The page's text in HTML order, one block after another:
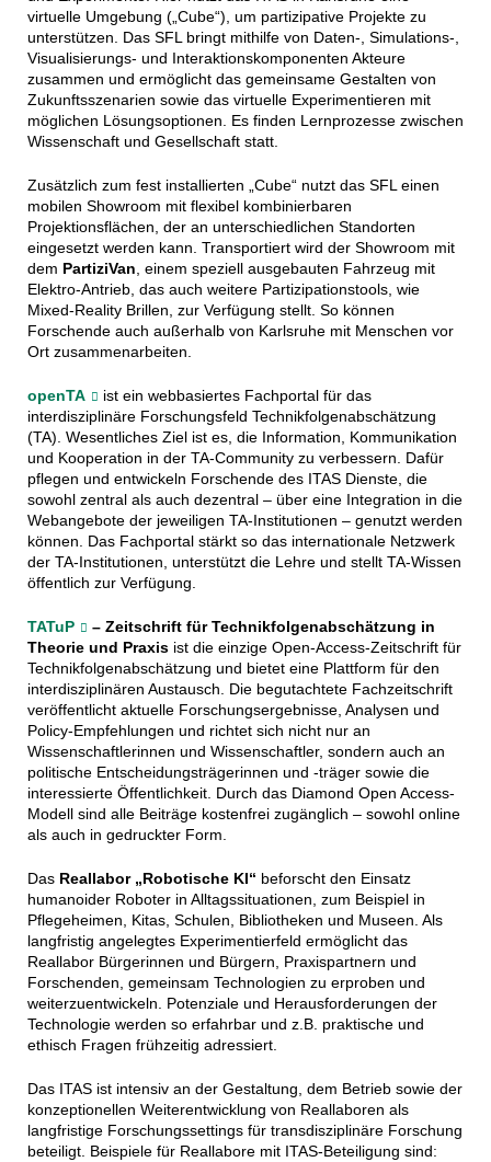
virtuelle Umgebung („Cube“), um partizipative Projekte zu
unterstützen. Das SFL bringt mithilfe von Daten-, Simulations-,
Visualisierungs- und Interaktionskomponenten Akteure
zusammen und ermöglicht das gemeinsame Gestalten von
Zukunftsszenarien sowie das virtuelle Experimentieren mit
möglichen Lösungsoptionen. Es finden Lernprozesse zwischen
Wissenschaft und Gesellschaft statt.
Zusätzlich zum fest installierten „Cube“ nutzt das SFL einen
mobilen Showroom mit flexibel kombinierbaren
Projektionsflächen, der an unterschiedlichen Standorten
eingesetzt werden kann. Transportiert wird der Showroom mit
dem PartiziVan, einem speziell ausgebauten Fahrzeug mit
Elektro-Antrieb, das auch weitere Partizipationstools, wie
Mixed-Reality Brillen, zur Verfügung stellt. So können
Forschende auch außerhalb von Karlsruhe mit Menschen vor
Ort zusammenarbeiten.
openTA
ist ein webbasiertes Fachportal für das
interdisziplinäre Forschungsfeld Technikfolgenabschätzung
(TA). Wesentliches Ziel ist es, die Information, Kommunikation
und Kooperation in der TA-Community zu verbessern. Dafür
pflegen und entwickeln Forschende des ITAS Dienste, die
sowohl zentral als auch dezentral – über eine Integration in die
Webangebote der jeweiligen TA-Institutionen – genutzt werden
können. Das Fachportal stärkt so das internationale Netzwerk
der TA-Institutionen, unterstützt die Lehre und stellt TA-Wissen
öffentlich zur Verfügung.
TATuP
– Zeitschrift für Technikfolgenabschätzung in
Theorie und Praxisist die einzige Open-Access-Zeitschrift für
Technikfolgenabschätzung und bietet eine Plattform für den
interdisziplinären Austausch. Die begutachtete Fachzeitschrift
veröffentlicht aktuelle Forschungsergebnisse, Analysen und
Policy-Empfehlungen und richtet sich nicht nur an
Wissenschaftlerinnen und Wissenschaftler, sondern auch an
politische Entscheidungsträgerinnen und -träger sowie die
interessierte Öffentlichkeit. Durch das Diamond Open Access-
Modell sind alle Beiträge kostenfrei zugänglich – sowohl online
als auch in gedruckter Form.
Das Reallabor „Robotische KI“ beforscht den Einsatz
humanoider Roboter in Alltagssituationen, zum Beispiel in
Pflegeheimen, Kitas, Schulen, Bibliotheken und Museen. Als
langfristig angelegtes Experimentierfeld ermöglicht das
Reallabor Bürgerinnen und Bürgern, Praxispartnern und
Forschenden, gemeinsam Technologien zu erproben und
weiterzuentwickeln. Potenziale und Herausforderungen der
Technologie werden so erfahrbar und z.B. praktische und
ethisch Fragen frühzeitig adressiert.
Das ITAS ist intensiv an der Gestaltung, dem Betrieb sowie der
konzeptionellen Weiterentwicklung von Reallaboren als
langfristige Forschungssettings für transdisziplinäre Forschung
beteiligt. Beispiele für Reallabore mit ITAS-Beteiligung sind: